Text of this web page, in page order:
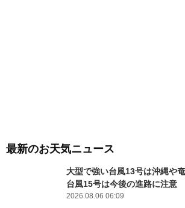
最新のお天気ニュース
大型で強い台風13号は沖縄や
台風15号は今後の進路に注意
2026.08.06 06:09